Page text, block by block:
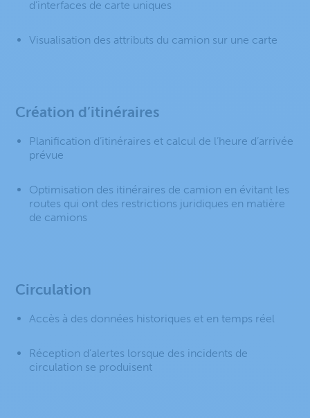
d’interfaces de carte uniques
Visualisation des attributs du camion sur une carte
Création d’itinéraires
Planification d’itinéraires et calcul de l’heure d’arrivée
prévue
Optimisation des itinéraires de camion en évitant les
routes qui ont des restrictions juridiques en matière
de camions
Circulation
Accès à des données historiques et en temps réel
Réception d’alertes lorsque des incidents de
circulation se produisent